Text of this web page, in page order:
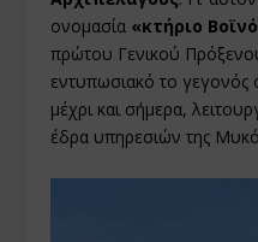
ονομασία «κτήριο
πρώτου Γενικού
εντυπωσιακό το γεγονός
μέχρι και σήμερα,
έδρα υπηρεσιών της